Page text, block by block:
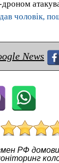
чоловік,
News
РФ